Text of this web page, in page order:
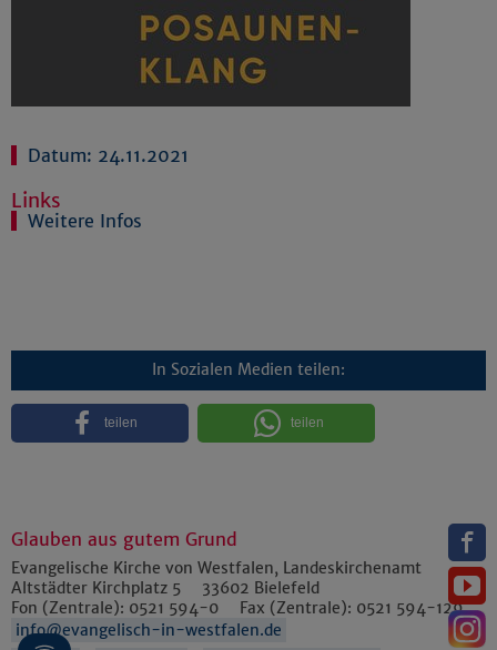
Datum: 24.11.2021
Links
Weitere Infos
In Sozialen Medien teilen:
teilen teilen
Glauben aus gutem Grund
Evangelische Kirche von Westfalen, Landeskirchenamt
Altstädter Kirchplatz 5
33602 Bielefeld
Fon (Zentrale): 0521 594-0 Fax (Zentrale): 0521 594-129
info@evangelisch-in-westfalen.de